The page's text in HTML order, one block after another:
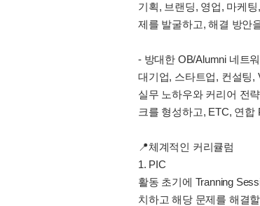
기획, 브랜딩, 영업, 마케
제를 발굴하고, 해결 방안
- 방대한 OB/Alumni 네트
대기업, 스타트업, 컨설팅,
실무 노하우와 커리어 전
크를 형성하고, ETC, 연
📍체계적인 커리큘럼
1. PIC
활동 초기에 Tranning
치하고 해당 문제를 해결